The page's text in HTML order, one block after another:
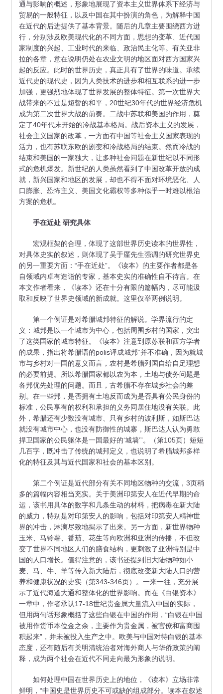
通与影响的概述，形象地展现了资本主义世界体系下经济与
贸易的一般特征，以及中国在其中扮演的角色，为解释中国
在近代的后进提供了基本背景。随后的几章主要围绕西方进
行，分别涉及欧美现代化的不同方面，思想的变革、近代国
家制度的兴起、工业时代的来临、政治民主化等。有关亚非
拉的各章，意在说明仍处在农业文明的地区面对西方国家兴
起的反应。此时的世界历史，真正具有了世界的味道。承续
近代史的现代史，因为人类技术的进步和相互联系的进一步
加强，更强烈地体现了世界发展的整体特征。第一次世界大
战带来的不过是短暂的和平，20世纪30年代的世界经济危机
成为第二次世界大战的前奏。二战中苏联和美国的作用，奠
定了40年代末开始的冷战基本格局。战后资本主义的发展，
社会主义国家的改革，一方面有中国等社会主义国家表现的
活力，也有苏联东欧的剧变和冷战格局的结束。然而冷战的
结束和美国的一家独大，让多种社会问题在新世纪以不同形
式的危机爆发。新世纪的人类虽然看到了中国改革开放的成
就，新兴国家和地区的发展，却也不得不面对环境恶化、人
口膨胀、恐怖主义、美国文化霸权等多种似乎一时难以根治
方案的危机。
手在近处 研究具体
宏观框架的合理，体现了这部世界历史读本的世界性，
对具体史实的叙述，则体现了吴于厪先生强调的研究世界史
的另一重要方面：“手在近处”。《读本》的主要作者都是各
自领域内卓有造诣的专家，基本史实的准确性自不待言。在
本文作者看来，《读本》还在十分有限的篇幅内，尽可能汲
取和反映了世界史领域的新成就。这里仅举两例说明。
第一个例证是对希腊城邦特征的解说。学界流行的定
义：城邦是以一个城市为中心，包括周围乡村的国家，突出
了这类国家的城市特征。《读本》注意到原苏联和西方学者
的成果，指出将希腊语的polis译成城邦“并不准确，因为就城
市与乡村对一国的意义而言，农村是希腊列国自给自足理想
的必要前提。所以希腊国家都以农为本，土地与债务问题是
各邦优先处理的问题。而且，古希腊不存在城乡社会的差
别。在一些邦，是否拥有土地反而成为是否具有公民身份的
标准，公民享有的权利和承担的义务同居住地没有关联。此
外，希腊还有少数没有城市、只有乡村的波利斯，如斯巴达
就没有城市中心，也没有防御性的城寨，斯巴达人认为勇敢
捍卫国家的公民躯体是一国最好的‘城墙’”。（第105页）短短
几百字，既冲击了传统的城邦定义，也说明了希腊城邦多样
化的特征及其与近代国家和社会的基本区别。
第二个例证是近代部分有关不同地区物种的交流，3页稍
多的篇幅内容相当充实。关于美洲印第安人在近代早期的命
运，该书用具体的数字和几条生动的材料，把病毒在新大陆
的威力，特别是对印第安人的影响，包括对印第安人精神世
界的冲击，淋漓尽致地揭示了出来。另一方面，新世界物种
玉米、马铃薯、番茄、花生等向欧洲和亚洲的传播，不但改
变了世界不同地区人们的膳食结构，更刺激了亚洲特别是中
国的人口增长。值得注意的，该书还提到旧大陆物种如小
麦、马、牛、羊等传入新大陆后，彻底改变新大陆人口的营
养和健康状况的史实（第343-346页）。一来一往，充分展
示了近代海道大通和整体化的世界影响。而在《白银资本》
一章中，作者承认17-18世纪贵金属大量流入中国的实际，
但用两句话形象概括了这些白银在中国的作用，“白银在中国
被用作货币本位金之余，主要作为贵金属，被官僚和富商囤
积起来”，并未被投入生产之中。欧美与中国对待白银的基本
态度，还有随后有关明清统治者对海外商人与华侨政策的阐
释，成为两个社会在近代不同走向最为形象的说明。
如何处理中国在世界历史上的地位，《读本》立场非常
鲜明，“中国史是世界历史不可或缺的组成部分。读本在叙述